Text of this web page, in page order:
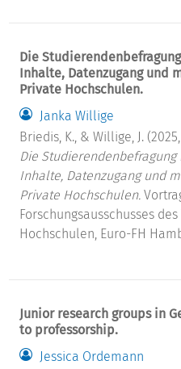
Die
Inhalte, Datenzugang und
Private Hochschulen.
Janka Willige
Briedis, K., & Willige, J.
Die Studierendenbefragung
Inhalte, Datenzugang und
Private Hochschulen.
Forschungsausschusses
Hochschulen, Euro-FH
Junior research groups in
to professorship.
Jessica Ordemann